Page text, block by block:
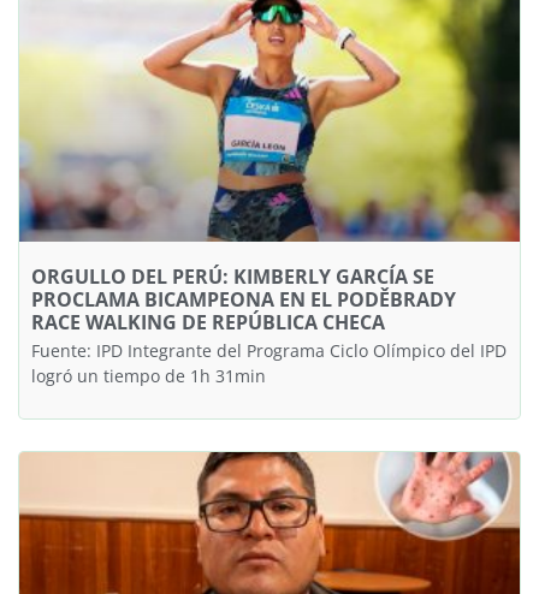
ORGULLO DEL PERÚ: KIMBERLY GARCÍA SE
PROCLAMA BICAMPEONA EN EL PODĚBRADY
RACE WALKING DE REPÚBLICA CHECA
Fuente: IPD Integrante del Programa Ciclo Olímpico del IPD
logró un tiempo de 1h 31min